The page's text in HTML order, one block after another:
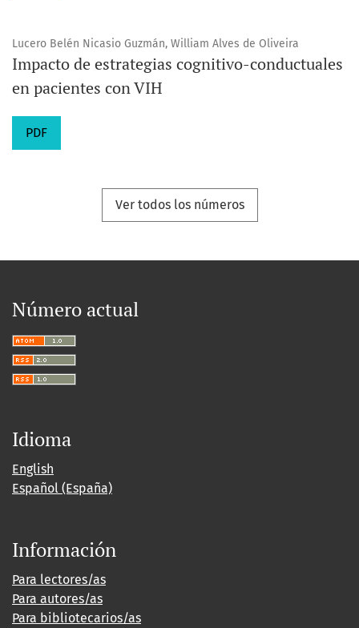
Lucero Belén Nicasio Guzmán, William Alves de Oliveira
Impacto de estrategias cognitivo-conductuales
en pacientes con VIH
PDF
Ver todos los números
Número actual
Idioma
English
Español (España)
Información
Para lectores/as
Para autores/as
Para bibliotecarios/as